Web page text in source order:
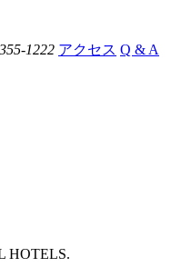
1222 アクセス Q & A
HOTELS.